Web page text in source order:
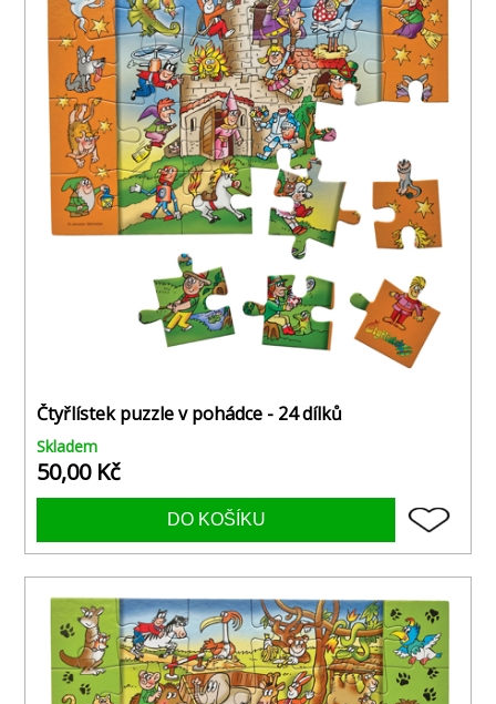
Čtyřlístek puzzle v pohádce - 24 dílků
Skladem
50,00 Kč